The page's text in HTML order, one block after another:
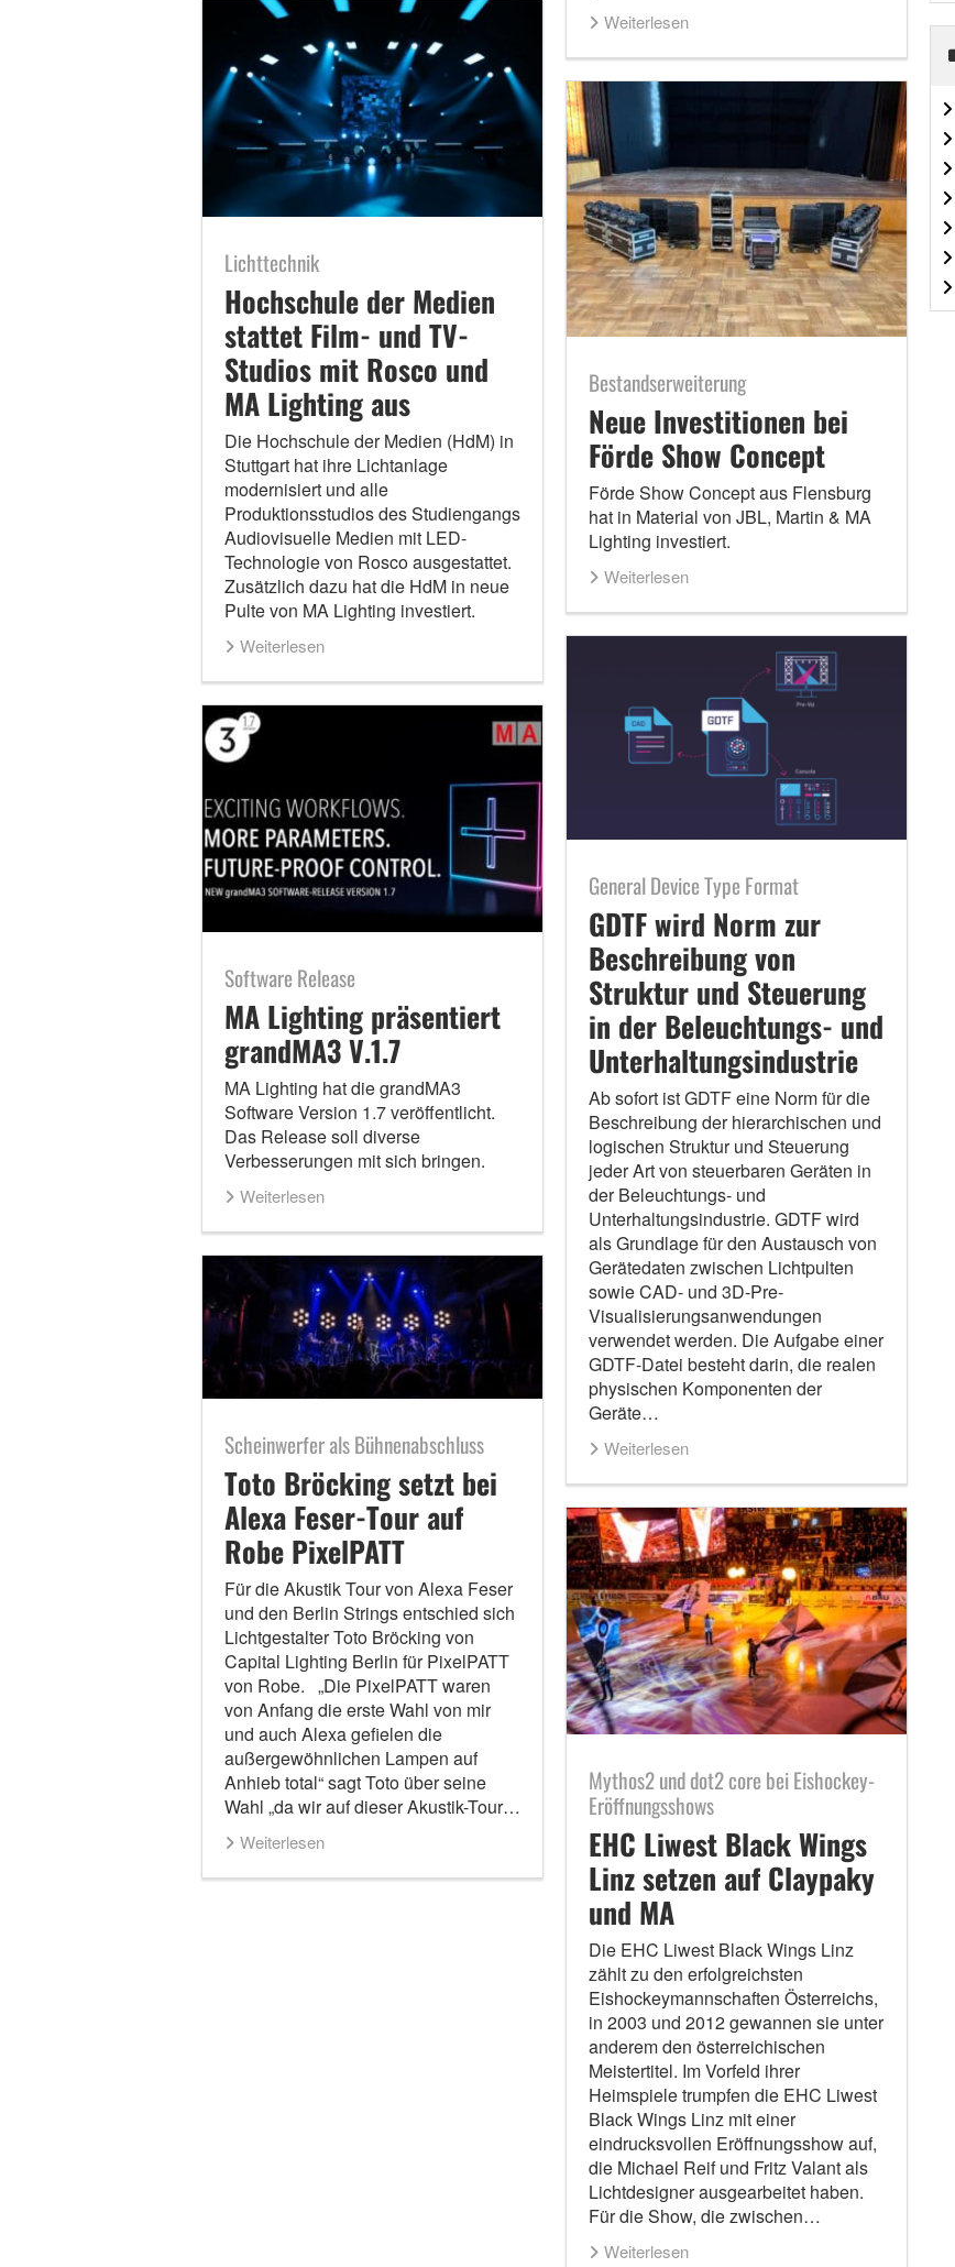
Weiterlesen
Lichttechnik
Hochschule der Medien
stattet Film- und TV-
Studios mit Rosco und
MA Lighting aus
Die Hochschule der Medien (HdM) in
Stuttgart hat ihre Lichtanlage
modernisiert und alle
Produktionsstudios des Studiengangs
Audiovisuelle Medien mit LED-
Technologie von Rosco ausgestattet.
Zusätzlich dazu hat die HdM in neue
Pulte von MA Lighting investiert.
Weiterlesen
Bestandserweiterung
Neue Investitionen bei
Förde Show Concept
Förde Show Concept aus Flensburg
hat in Material von JBL, Martin & MA
Lighting investiert.
Weiterlesen
Software Release
MA Lighting präsentiert
grandMA3 V.1.7
MA Lighting hat die grandMA3
Software Version 1.7 veröffentlicht.
Das Release soll diverse
Verbesserungen mit sich bringen.
Weiterlesen
General Device Type Format
GDTF wird Norm zur
Beschreibung von
Struktur und Steuerung
in der Beleuchtungs- und
Unterhaltungsindustrie
Ab sofort ist GDTF eine Norm für die
Beschreibung der hierarchischen und
logischen Struktur und Steuerung
jeder Art von steuerbaren Geräten in
der Beleuchtungs- und
Unterhaltungsindustrie. GDTF wird
als Grundlage für den Austausch von
Gerätedaten zwischen Lichtpulten
sowie CAD- und 3D-Pre-
Visualisierungsanwendungen
verwendet werden. Die Aufgabe einer
GDTF-Datei besteht darin, die realen
physischen Komponenten der
Geräte…
Weiterlesen
Scheinwerfer als Bühnenabschluss
Toto Bröcking setzt bei
Alexa Feser-Tour auf
Robe PixelPATT
Für die Akustik Tour von Alexa Feser
und den Berlin Strings entschied sich
Lichtgestalter Toto Bröcking von
Capital Lighting Berlin für PixelPATT
von Robe. „Die PixelPATT waren
von Anfang die erste Wahl von mir
und auch Alexa gefielen die
außergewöhnlichen Lampen auf
Anhieb total“ sagt Toto über seine
Wahl „da wir auf dieser Akustik-Tour…
Weiterlesen
Mythos2 und dot2 core bei Eishockey-
Eröffnungsshows
EHC Liwest Black Wings
Linz setzen auf Claypaky
und MA
Die EHC Liwest Black Wings Linz
zählt zu den erfolgreichsten
Eishockeymannschaften Österreichs,
in 2003 und 2012 gewannen sie unter
anderem den österreichischen
Meistertitel. Im Vorfeld ihrer
Heimspiele trumpfen die EHC Liwest
Black Wings Linz mit einer
eindrucksvollen Eröffnungsshow auf,
die Michael Reif und Fritz Valant als
Lichtdesigner ausgearbeitet haben.
Für die Show, die zwischen…
Weiterlesen